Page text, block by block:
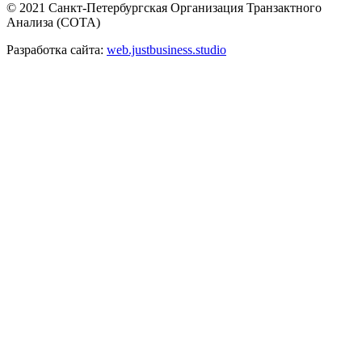
© 2021 Санкт-Петербургская Организация Транзактного
Анализа (СОТА)
Разработка сайта: web.justbusiness.studio